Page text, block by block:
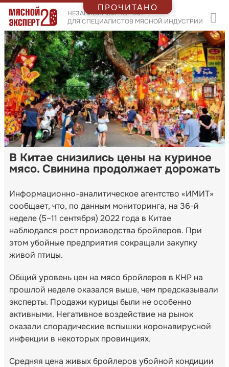
НЕЗАВИСИМЫЙ ПОРТАЛ
ДЛЯ СПЕЦИАЛИСТОВ МЯСНОЙ ИНДУСТРИИ
В Китае снизились цены на куриное
мясо. Свинина продолжает дорожать
Информационно-аналитическое агентство «ИМИТ»
сообщает, что, по данным мониторинга, на 36-й
неделе (5–11 сентября) 2022 года в Китае
наблюдался рост производства бройлеров. При
этом убойные предприятия сокращали закупку
живой птицы.
Общий уровень цен на мясо бройлеров в КНР на
прошлой неделе оказался выше, чем предсказывали
эксперты. Продажи курицы были не особенно
активными. Негативное воздействие на рынок
оказали спорадические вспышки коронавирусной
инфекции в некоторых провинциях.
Средняя цена живых бройлеров убойной кондиции
ПРОЧИТАНО